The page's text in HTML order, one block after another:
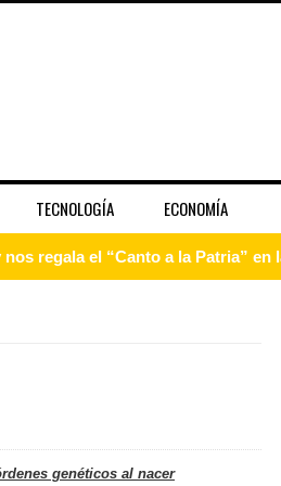
TECNOLOGÍA ECONOMÍA
regala el “Canto a la Patria” en
para residencias artísticas en
e invitados de lujo en el Hard
genéticos al nacer